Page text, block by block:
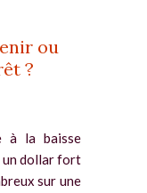
ou
?
à la baisse
un dollar fort
sur une